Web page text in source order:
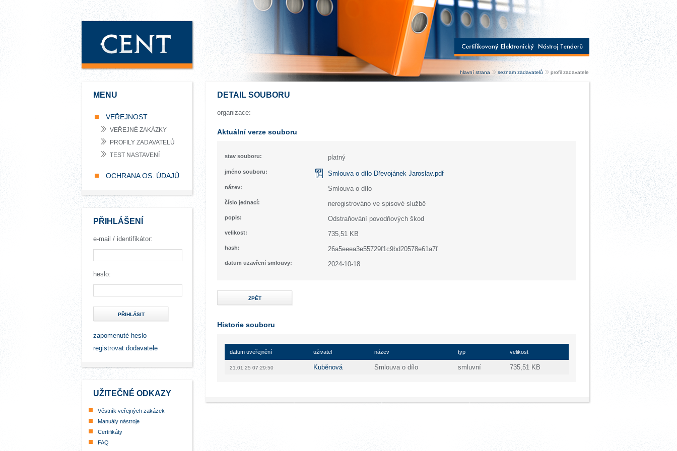
MENU
VEŘEJNOST
VEŘEJNÉ ZAKÁZKY
PROFILY ZADAVATELŮ
TEST NASTAVENÍ
OCHRANA OS. ÚDAJŮ
PŘIHLÁŠENÍ
e-mail / identifikátor:
heslo:
PŘIHLÁSIT
zapomenuté heslo
registrovat dodavatele
UŽITEČNÉ ODKAZY
Věstník veřejných zakázek
Manuály nástroje
Certifikáty
FAQ
hlavní strana seznam zadavatelů profil zadavatele
DETAIL SOUBORU
organizace:
Aktuální verze souboru
stav souboru: platný
jméno souboru: Smlouva o dílo Dřevojánek Jaroslav.pdf
název: Smlouva o dílo
číslo jednací: neregistrováno ve spisové službě
popis: Odstraňování povodňových škod
velikost: 735,51 KB
hash: 26a5eeea3e55729f1c9bd20578e61a7f
datum uzavření smlouvy: 2024-10-18
ZPĚT
Historie souboru
datum uveřejnění uživatel název typ velikost
21.01.25 07:29:50 Kuběnová Smlouva o dílo smluvní 735,51 KB